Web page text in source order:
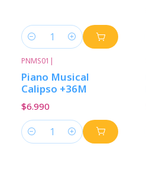
Cantidad
PNMS01 |
Piano Musical
Calipso +36M
$6.990
Cantidad